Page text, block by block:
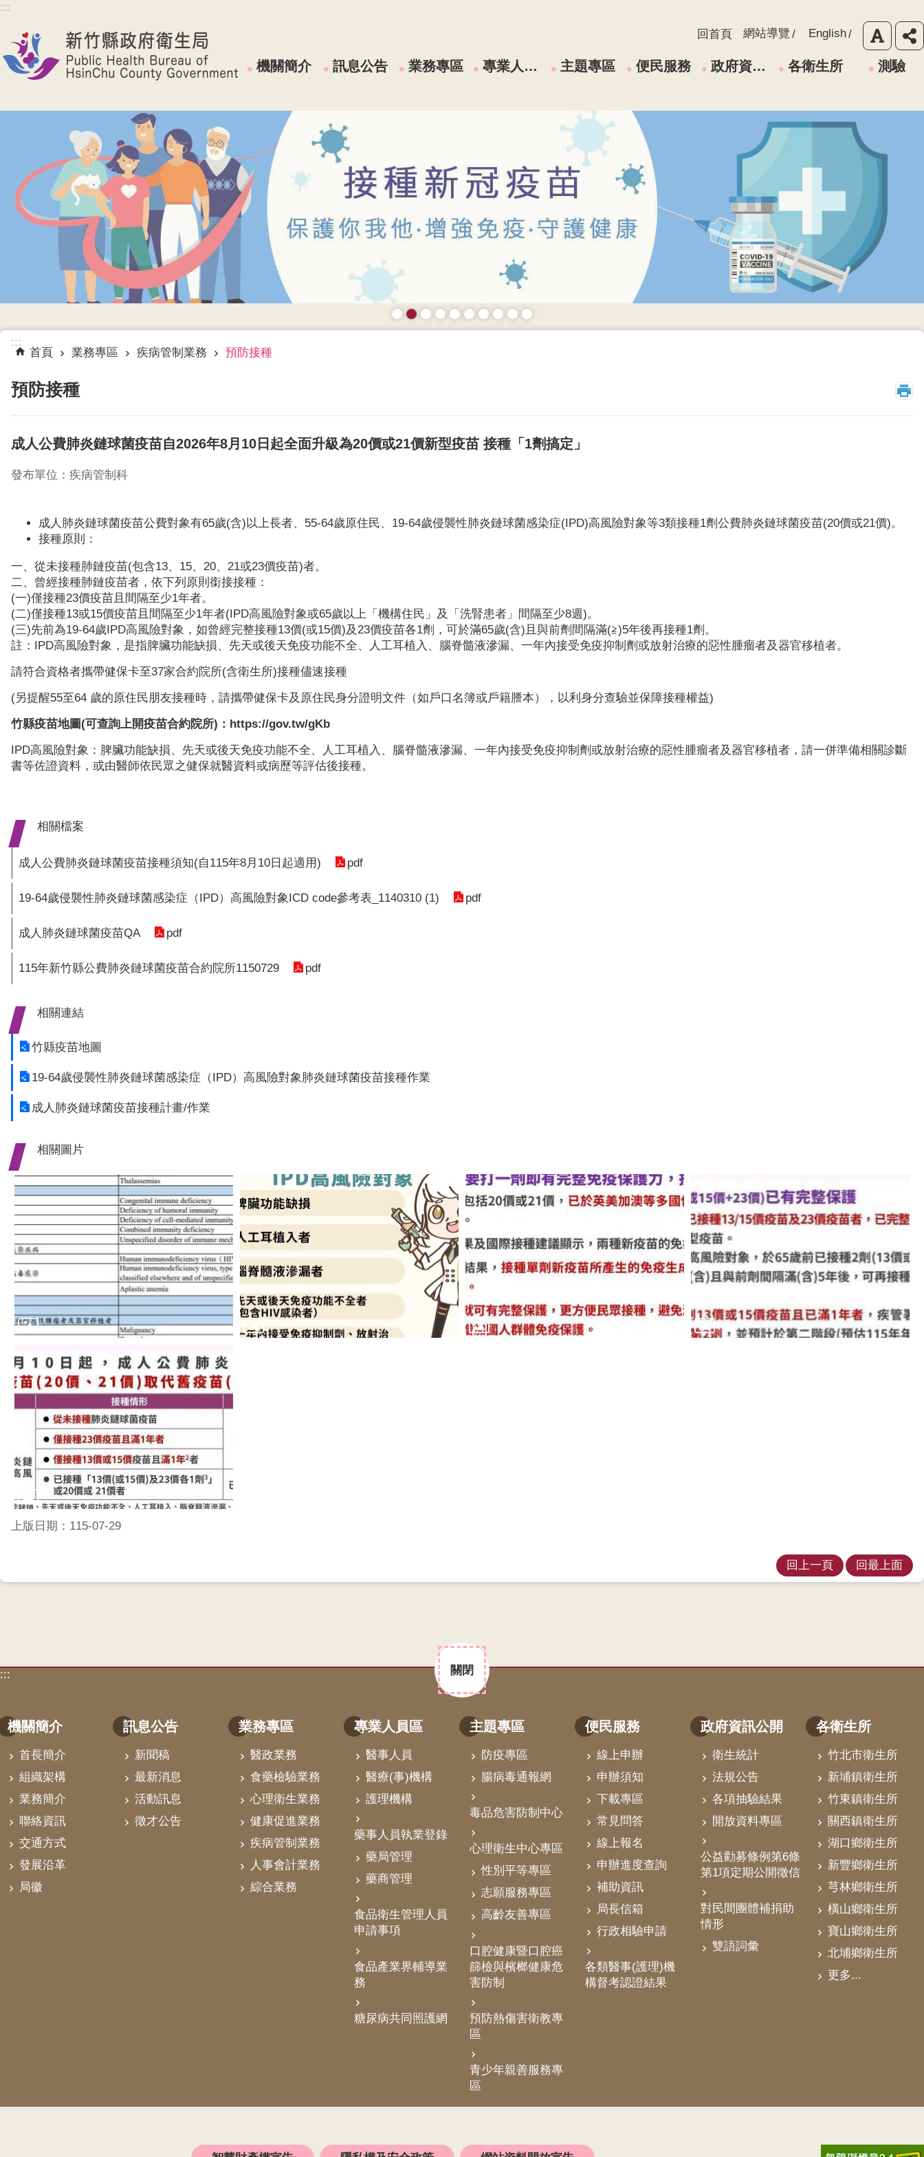
跳到主要內容區塊
:::
回首頁 網站導覽 English
機關簡介 訊息公告 業務專區 專業人員區 主題專區 便民服務 政府資訊公開 各衛生所 測驗
:::
首頁 業務專區 疾病管制業務 預防接種
預防接種 _
成人公費肺炎鏈球菌疫苗自2026年8月10日起全面升級為20價或21價新型疫苗 接種「1劑搞定」
發布單位：疾病管制科
成人肺炎鏈球菌疫苗公費對象有65歲(含)以上長者、55-64歲原住民、19-64歲侵襲性肺炎鏈球菌感染症(IPD)高風險對象等3類接種1劑公費肺炎鏈球菌疫苗(20價或21價)。
接種原則：
一、從未接種肺鏈疫苗(包含13、15、20、21或23價疫苗)者。
二、曾經接種肺鏈疫苗者，依下列原則銜接接種：
(一)僅接種23價疫苗且間隔至少1年者。
(二)僅接種13或15價疫苗且間隔至少1年者(IPD高風險對象或65歲以上「機構住民」及「洗腎患者」間隔至少8週)。
(三)先前為19-64歲IPD高風險對象，如曾經完整接種13價(或15價)及23價疫苗各1劑，可於滿65歲(含)且與前劑間隔滿(≧)5年後再接種1劑。
註：IPD高風險對象，是指脾臟功能缺損、先天或後天免疫功能不全、人工耳植入、腦脊髓液滲漏、一年內接受免疫抑制劑或放射治療的惡性腫瘤者及器官移植者。
請符合資格者攜帶健保卡至37家合約院所(含衛生所)接種儘速接種
(另提醒55至64 歲的原住民朋友接種時，請攜帶健保卡及原住民身分證明文件（如戶口名簿或戶籍謄本），以利身分查驗並保障接種權益)
竹縣疫苗地圖(可查詢上開疫苗合約院所)：https://gov.tw/gKb
IPD高風險對象：脾臟功能缺損、先天或後天免疫功能不全、人工耳植入、腦脊髓液滲漏、一年內接受免疫抑制劑或放射治療的惡性腫瘤者及器官移植者，請一併準備相關診斷
書等佐證資料，或由醫師依民眾之健保就醫資料或病歷等評估後接種。
相關檔案
成人公費肺炎鏈球菌疫苗接種須知(自115年8月10日起適用) pdf
19-64歲侵襲性肺炎鏈球菌感染症（IPD）高風險對象ICD code參考表_1140310 (1) pdf
成人肺炎鏈球菌疫苗QA pdf
115年新竹縣公費肺炎鏈球菌疫苗合約院所1150729 pdf
相關連結
竹縣疫苗地圖
19-64歲侵襲性肺炎鏈球菌感染症（IPD）高風險對象肺炎鏈球菌疫苗接種作業
成人肺炎鏈球菌疫苗接種計畫/作業
相關圖片
上版日期：115-07-29
回上一頁 回最上面
關閉
:::
機關簡介
首長簡介
組織架構
業務簡介
聯絡資訊
交通方式
發展沿革
局徽
訊息公告
新聞稿
最新消息
活動訊息
徵才公告
業務專區
醫政業務
食藥檢驗業務
心理衛生業務
健康促進業務
疾病管制業務
人事會計業務
綜合業務
專業人員區
醫事人員
醫療(事)機構
護理機構
藥事人員執業登錄
藥局管理
藥商管理
食品衛生管理人員
申請事項
食品產業界輔導業
務
糖尿病共同照護網
主題專區
防疫專區
腸病毒通報網
毒品危害防制中心
心理衛生中心專區
性別平等專區
志願服務專區
高齡友善專區
口腔健康暨口腔癌
篩檢與檳榔健康危
害防制
預防熱傷害衛教專
區
青少年親善服務專
區
便民服務
線上申辦
申辦須知
下載專區
常見問答
線上報名
申辦進度查詢
補助資訊
局長信箱
行政相驗申請
各類醫事(護理)機
構督考認證結果
政府資訊公開
衛生統計
法規公告
各項抽驗結果
開放資料專區
公益勸募條例第6條
第1項定期公開徵信
對民間團體補捐助
情形
雙語詞彙
各衛生所
竹北市衛生所
新埔鎮衛生所
竹東鎮衛生所
關西鎮衛生所
湖口鄉衛生所
新豐鄉衛生所
芎林鄉衛生所
橫山鄉衛生所
寶山鄉衛生所
北埔鄉衛生所
更多...